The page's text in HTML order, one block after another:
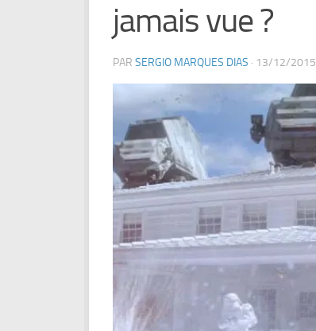
jamais vue ?
PAR SERGIO MARQUES DIAS · 13/12/2015